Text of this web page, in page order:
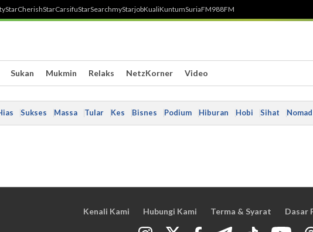
StarCherishStarCarsifuStarSearchmyStarjobKualiKuntumSuriaFM988FM
Sukan Mukmin Relaks NetzKorner Video
Sukses Massa Tular Kes Bisnes Podium Hiburan Hobi Sihat Nomad
Kenali Kami Hubungi Kami Terma & Syarat Dasar